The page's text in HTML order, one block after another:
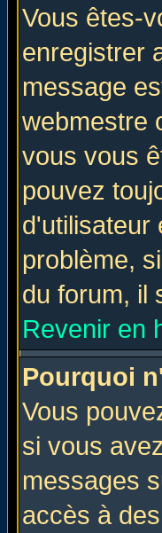
Vous êtes-
enregistrer
message
webmestre
vous vous
pouvez
d'utilisateur
problème,
du forum, il
Revenir en
Pourquoi
Vous
si vous
messages
accès à